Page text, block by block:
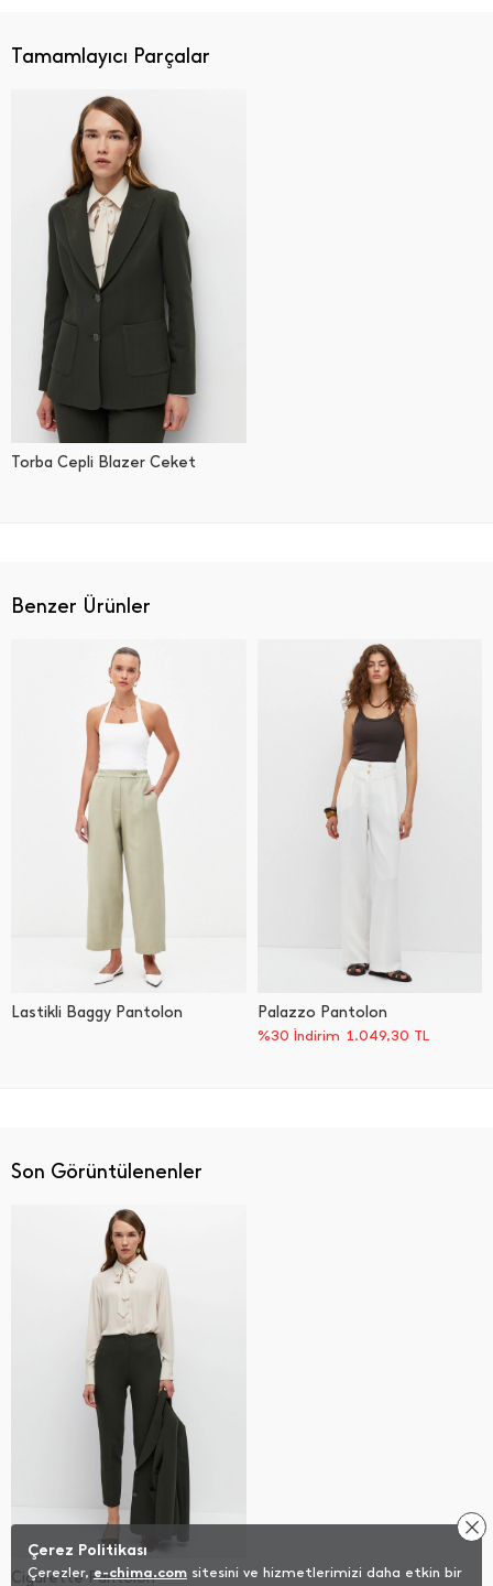
Benzer Ürünler
Lastikli Baggy Pantolon Palazzo Pantolon
%30 İndirim 1.049,30 TL
Tamamlayıcı Parçalar
Torba Cepli Blazer Ceket
Son Görüntülenenler
Cigarette Pantolon
Çerez Politikası
Çerezler,e-chima.com sitesini ve hizmetlerimizi daha etkin bir